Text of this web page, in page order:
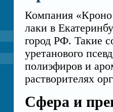
Компания
лаки в
город РФ. Такие
уретанового
полиэфиров и
растворителях
Сфера и